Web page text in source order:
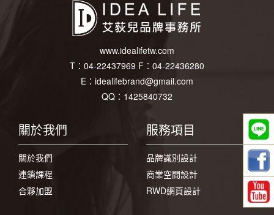
www.idealifetw.com
T： 04-22437969 F： 04-22436280
E： idealifebrand@gmail.com
QQ：1425840732
關於我們
關於我們
連鎖課程
合夥加盟
服務項目
品牌識別設計
商業空間設計
RWD網頁設計